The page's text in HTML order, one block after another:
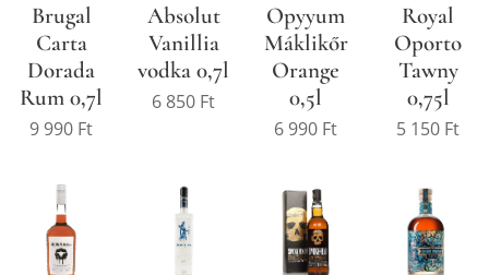
Brugal
Carta
Dorada
Rum 0,7l
9 990 Ft
Absolut
Vanillia
vodka 0,7l
6 850 Ft
Opyyum
Máklikőr
Orange
0,5l
6 990 Ft
Royal
Oporto
Tawny
0,75l
5 150 Ft